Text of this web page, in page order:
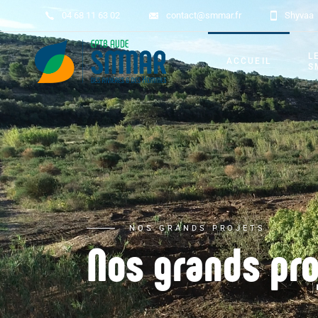
04 68 11 63 02 contact@smmar.fr Shyvaa
ACCUEIL
LE
NOS GRANDS PROJETS
Nos grands